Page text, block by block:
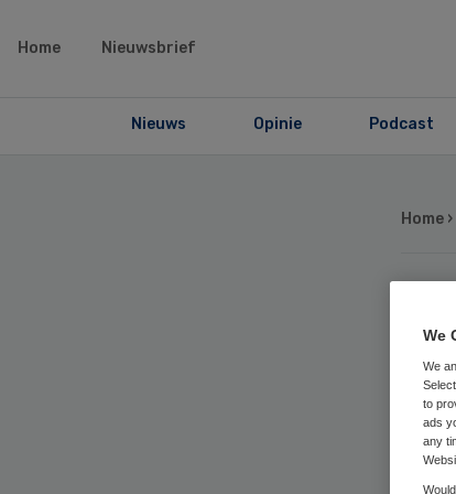
Home Nieuwsbrief
Nieuws Opinie Podcast
Home ›
We
We
to
ads
any